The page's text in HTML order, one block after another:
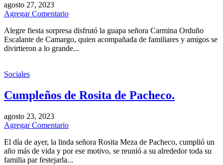
agosto 27, 2023
Agregar Comentario
Alegre fiesta sorpresa disfrutó la guapa señora Carmina Orduño
Escalante de Camargo, quien acompañada de familiares y amigos se
divirtieron a lo grande...
Sociales
Cumpleños de Rosita de Pacheco.
agosto 23, 2023
Agregar Comentario
El día de ayer, la linda señora Rosita Meza de Pacheco, cumplió un
año más de vida y por ese motivo, se reunió a su alrededor toda su
familia par festejarla...